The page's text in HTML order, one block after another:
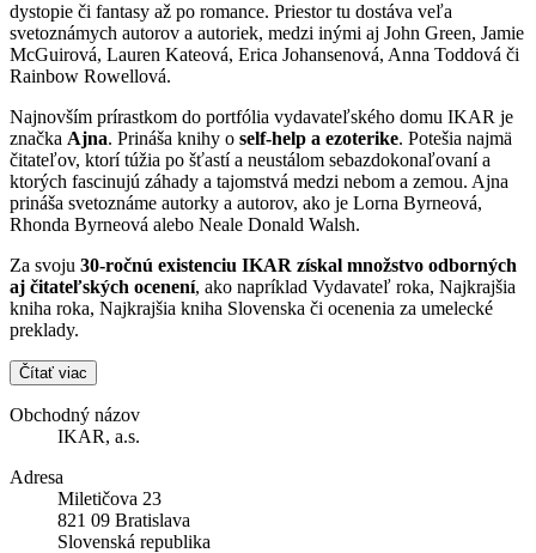
dystopie či fantasy až po romance. Priestor tu dostáva veľa
svetoznámych autorov a autoriek, medzi inými aj John Green, Jamie
McGuirová, Lauren Kateová, Erica Johansenová, Anna Toddová či
Rainbow Rowellová.
Najnovším prírastkom do portfólia vydavateľského domu IKAR je
značka Ajna. Prináša knihy o self-help a ezoterike. Potešia najmä
čitateľov, ktorí túžia po šťastí a neustálom sebazdokonaľovaní a
ktorých fascinujú záhady a tajomstvá medzi nebom a zemou. Ajna
prináša svetoznáme autorky a autorov, ako je Lorna Byrneová,
Rhonda Byrneová alebo Neale Donald Walsh.
Za svoju 30-ročnú existenciu IKAR získal množstvo odborných
aj čitateľských ocenení, ako napríklad Vydavateľ roka, Najkrajšia
kniha roka, Najkrajšia kniha Slovenska či ocenenia za umelecké
preklady.
Čítať viac
Obchodný názov
IKAR, a.s.
Adresa
Miletičova 23
821 09 Bratislava
Slovenská republika